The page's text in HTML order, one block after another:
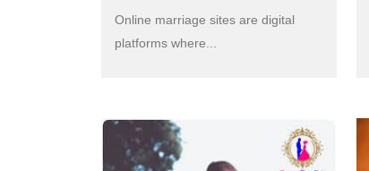
Online marriage sites are digital
platforms where...